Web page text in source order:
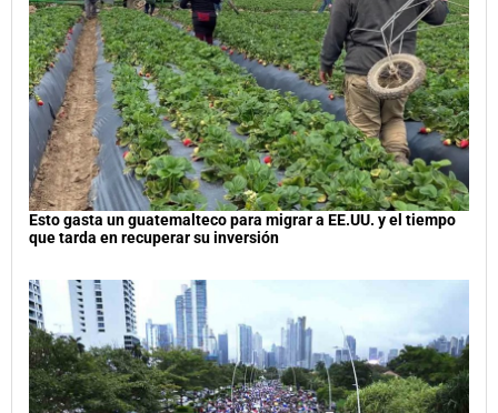
Esto gasta un guatemalteco para migrar a EE.UU. y el tiempo
que tarda en recuperar su inversión